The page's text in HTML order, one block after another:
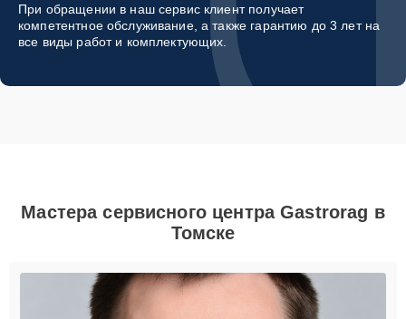
При обращении в наш сервис клиент получает
компетентное обслуживание, а также гарантию до 3 лет на
все виды работ и комплектующих.
Мастера сервисного центра Gastrorag в
Томске